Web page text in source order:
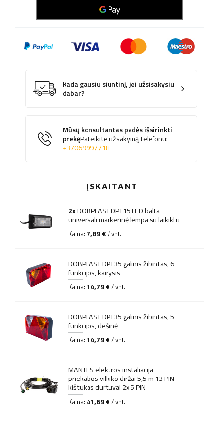
Kada gausiu siuntinį, jei užsisakysiu
dabar?
Mūsų konsultantas padės išsirinkti
prekęPateikite užsakymą telefonu:
+37069997718
ĮSKAITANT
2xDOBPLAST DPT15 LED balta
universali markerinė lempa su laikikliu
Kaina: 7,89 € / vnt.
DOBPLAST DPT35 galinis žibintas, 6
funkcijos, kairysis
Kaina: 14,79 € / vnt.
DOBPLAST DPT35 galinis žibintas, 5
funkcijos, dešinė
Kaina: 14,79 € / vnt.
MANTES elektros instaliacija
priekabos vilkiko diržai 5,5 m 13 PIN
kištukas durtuvai 2x 5 PIN
Kaina: 41,69 € / vnt.